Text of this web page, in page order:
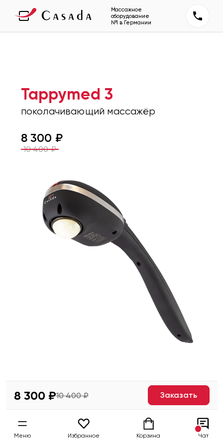
Массажное
оборудование
№1 в Германии
Tappymed 3
поколачивающий массажёр
8 300 ₽
10 400₽
8 300 ₽10 400 ₽ Заказать
Меню Избранное Корзина Чат